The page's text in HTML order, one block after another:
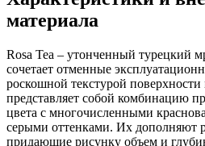
материала
Rosa Tea – утонченный турецкий
сочетает отменные
роскошной текстурой
представляет собой комбинацию
цвета с многочисленными
серыми оттенками. Их дополняют
придающие рисунку объем и